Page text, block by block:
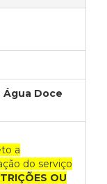
Doce
a
do serviço
OU